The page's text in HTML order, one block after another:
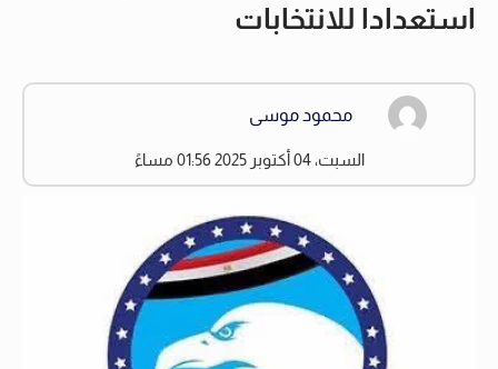
استعدادا للانتخابات
محمود موسى
السبت، 04 أكتوبر 2025 01:56 مساءً